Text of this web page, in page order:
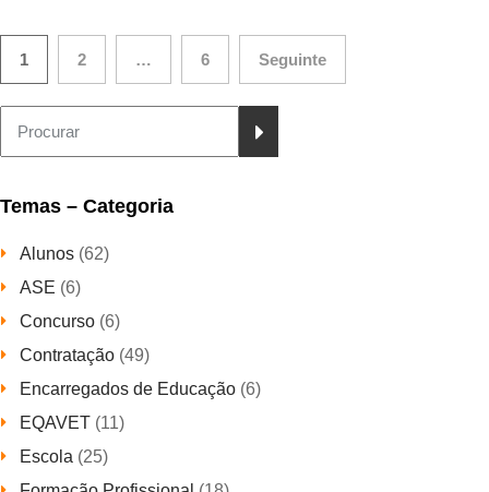
Paginação
dos
conteúdos
1 2 … 6 Seguinte
Temas – Categoria
Alunos (62)
ASE (6)
Concurso (6)
Contratação (49)
Encarregados de Educação (6)
EQAVET (11)
Escola (25)